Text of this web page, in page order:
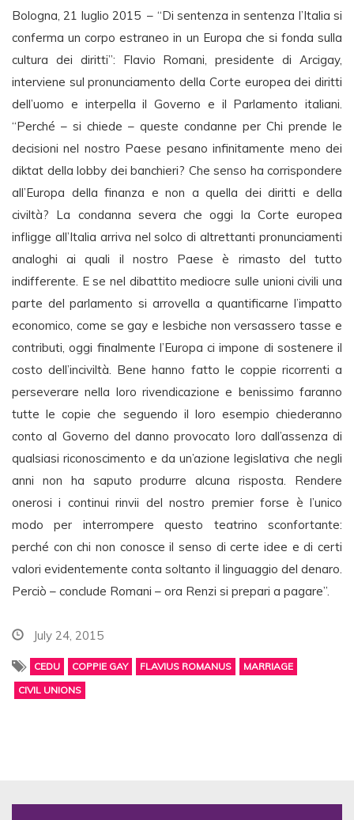
Bologna, 21 luglio 2015 – “Di sentenza in sentenza l’Italia si
conferma un corpo estraneo in un Europa che si fonda sulla
cultura dei diritti”: Flavio Romani, presidente di Arcigay,
interviene sul pronunciamento della Corte europea dei diritti
dell’uomo e interpella il Governo e il Parlamento italiani.
“Perché – si chiede – queste condanne per Chi prende le
decisioni nel nostro Paese pesano infinitamente meno dei
diktat della lobby dei banchieri? Che senso ha corrispondere
all’Europa della finanza e non a quella dei diritti e della
civiltà? La condanna severa che oggi la Corte europea
infligge all’Italia arriva nel solco di altrettanti pronunciamenti
analoghi ai quali il nostro Paese è rimasto del tutto
indifferente. E se nel dibattito mediocre sulle unioni civili una
parte del parlamento si arrovella a quantificarne l’impatto
economico, come se gay e lesbiche non versassero tasse e
contributi, oggi finalmente l’Europa ci impone di sostenere il
costo dell’inciviltà. Bene hanno fatto le coppie ricorrenti a
perseverare nella loro rivendicazione e benissimo faranno
tutte le copie che seguendo il loro esempio chiederanno
conto al Governo del danno provocato loro dall’assenza di
qualsiasi riconoscimento e da un’azione legislativa che negli
anni non ha saputo produrre alcuna risposta. Rendere
onerosi i continui rinvii del nostro premier forse è l’unico
modo per interrompere questo teatrino sconfortante:
perché con chi non conosce il senso di certe idee e di certi
valori evidentemente conta soltanto il linguaggio del denaro.
Perciò – conclude Romani – ora Renzi si prepari a pagare”.
July 24, 2015
CEDU COPPIE GAY FLAVIUS ROMANUS
MARRIAGE
CIVIL UNIONS